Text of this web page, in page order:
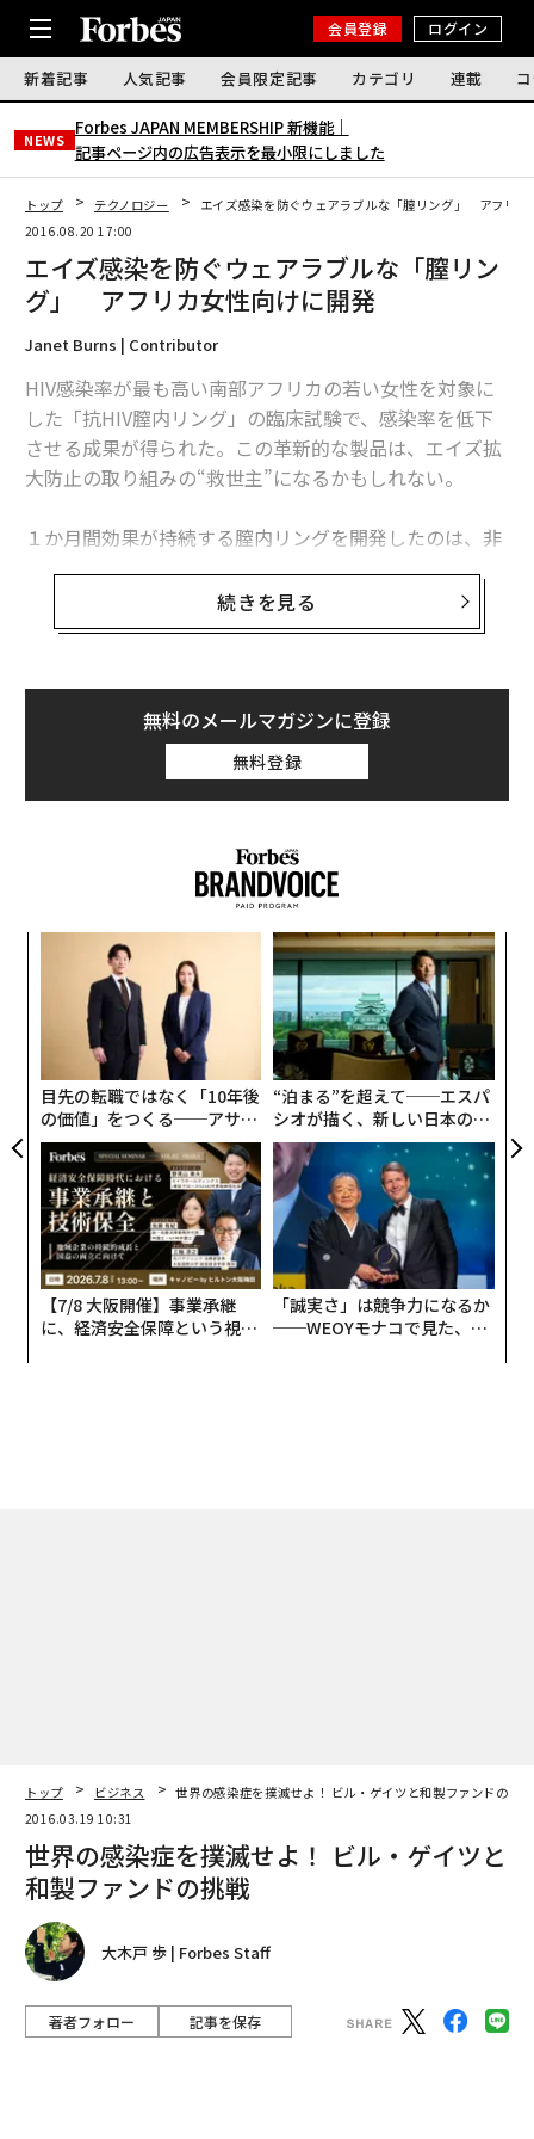
会員登録 ログイン
新着記事 人気記事 会員限定記事 カテゴリ 連載
NEWS
Forbes JAPAN MEMBERSHIP 新機能｜
記事ページ内の広告表示を最小限にしました
トップ テクノロジー
エイズ感染を防ぐウェアラブルな「膣リング」 アフリカ
2016.08.20 17:00
エイズ感染を防ぐウェアラブルな「膣リン
グ」 アフリカ女性向けに開発
Janet Burns | Contributor
HIV感染率が最も高い南部アフリカの若い女性を対象に
した「抗HIV膣内リング」の臨床試験で、感染率を低下
させる成果が得られた。この革新的な製品は、エイズ拡
大防止の取り組みの“救世主”になるかもしれない。
１か月間効果が持続する膣内リングを開発したのは、非
営利団体International Partnership for Microbicides （I
PM）。同製品を継続的に使えば、HIVの感染を相当程度
食い止められることが確認された。医学雑誌「ニューイ
れた発表によると、フェーズ3の臨床試験で、ダビピリン
という抗HIVウイルス薬を放出する小型の膣内リングを
装着した女性の感染防止率は70％に達した。
ダビピリン調剤リングの有効性を確認するプロジェクト
カ、ウガンダ、ジンバブエなど15か所で18歳から45歳ま
での健康な女性を対象に実施された。ダビピリンリング
を使った被験者のHIV感染リスクは、プラセボ薬（偽
薬）を処方されたグループよりも56％以上低くなり、感
染防止率は最大75％まで高まった。
2026年9月号発売中
メンバーシップに登録する
続きを見る
無料のメールマガジンに登録
無料登録
目先の転職ではなく「10年後
の価値」をつくる──アサイ
ンの長期伴走型支援とは
“泊まる”を超えて──エスパ
シオが描く、新しい日本のラ
グジュアリー（前編）
【7/8 大阪開催】事業承継
に、経済安全保障という視点
「誠実さ」は競争力になるか
──WEOYモナコで見た、く
トップ ビジネス
世界の感染症を撲滅せよ！ ビル・ゲイツと和製ファンドの挑戦
2016.03.19 10:31
世界の感染症を撲滅せよ！ ビル・ゲイツと
和製ファンドの挑戦
大木戸 歩 | Forbes Staff
著者フォロー 記事を保存